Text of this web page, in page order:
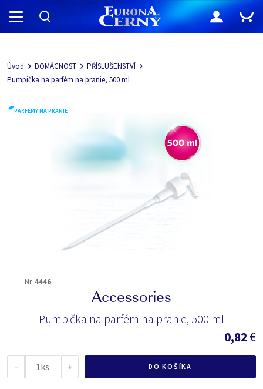
Navigácia
Úvod DOMÁCNOST
PŘÍSLUŠENSTVÍ
Pumpička na parfém na pranie, 500 ml
PARFÉMY NA PRANIE
Nr. 4446
Accessories
Pumpička na parfém na pranie, 500 ml
0,82 €
- ks + DO KOŠÍKA